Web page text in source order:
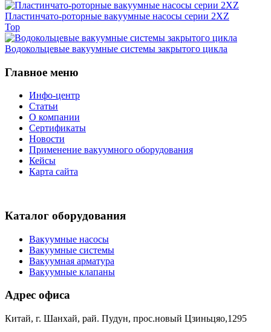
Пластинчато-роторные вакуумные насосы серии 2XZ
Top
Водокольцевые вакуумные системы закрытого цикла
Главное меню
Инфо-центр
Статьи
О компании
Сертификаты
Новости
Применение вакуумного оборудования
Кейсы
Карта сайта
Каталог оборудования
Вакуумные насосы
Вакуумные системы
Вакуумная арматура
Вакуумные клапаны
Адрес офиса
Китай, г. Шанхай, рай. Пудун, прос.новый Цзиньцяо,1295